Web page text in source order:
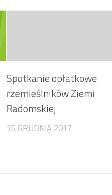
Spotkanie opłatkowe
rzemieślników Ziemi
Radomskiej
15 GRUDNIA 2017